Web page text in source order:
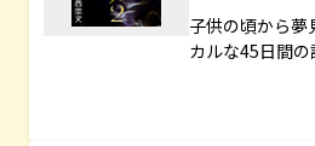
子供の頃から
カルな45日間の